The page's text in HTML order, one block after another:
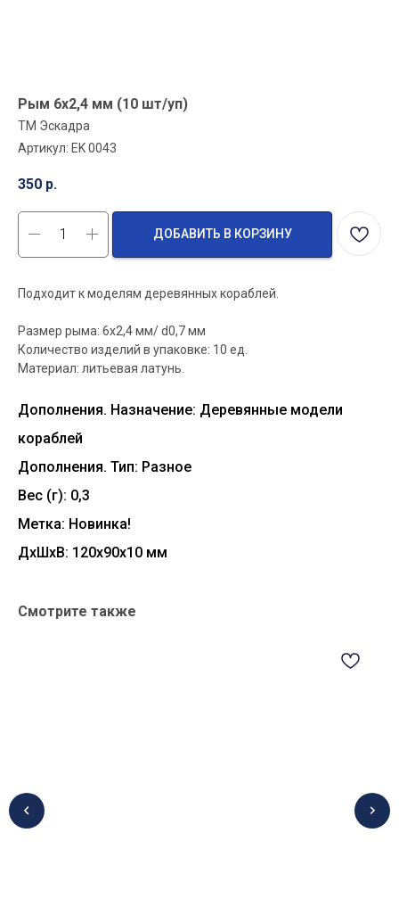
Рым 6x2,4 мм (10 шт/уп)
ТМ Эскадра
Артикул: EK 0043
350 р.
ДОБАВИТЬ В КОРЗИНУ
Подходит к моделям деревянных кораблей.
Размер рыма: 6х2,4 мм/ d0,7 мм
Количество изделий в упаковке: 10 ед.
Материал: литьевая латунь.
Дополнения. Назначение: Деревянные модели
кораблей
Дополнения. Тип: Разное
Вес (г): 0,3
Метка: Новинка!
ДxШxВ: 120x90x10 мм
Смотрите также